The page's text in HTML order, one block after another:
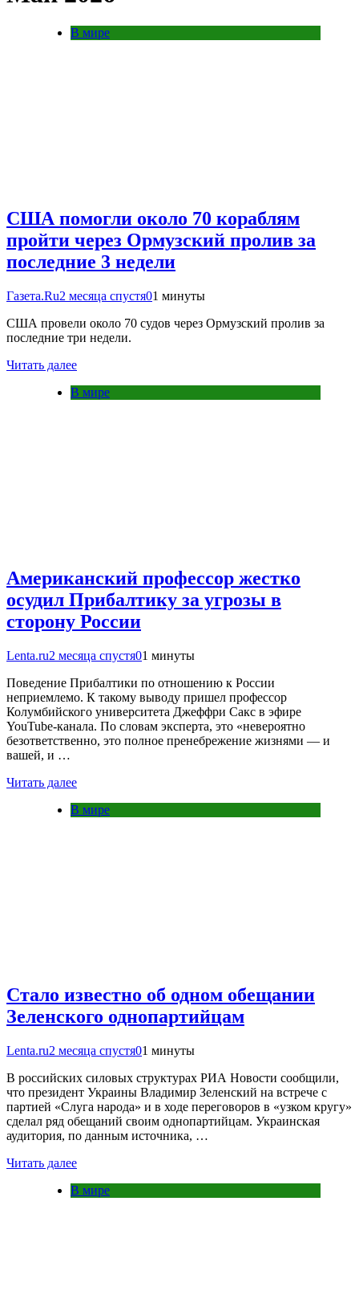
В мире
США помогли около 70 кораблям
пройти через Ормузский пролив за
последние 3 недели
Газета.Ru2 месяца спустя01 минуты
США провели около 70 судов через Ормузский пролив за
последние три недели.
Читать далее
В мире
Американский профессор жестко
осудил Прибалтику за угрозы в
сторону России
Lenta.ru2 месяца спустя01 минуты
Поведение Прибалтики по отношению к России
неприемлемо. К такому выводу пришел профессор
Колумбийского университета Джеффри Сакс в эфире
YouTube-канала. По словам эксперта, это «невероятно
безответственно, это полное пренебрежение жизнями — и
вашей, и …
Читать далее
В мире
Стало известно об одном обещании
Зеленского однопартийцам
Lenta.ru2 месяца спустя01 минуты
В российских силовых структурах РИА Новости сообщили,
что президент Украины Владимир Зеленский на встрече с
партией «Слуга народа» и в ходе переговоров в «узком кругу»
сделал ряд обещаний своим однопартийцам. Украинская
аудитория, по данным источника, …
Читать далее
В мире